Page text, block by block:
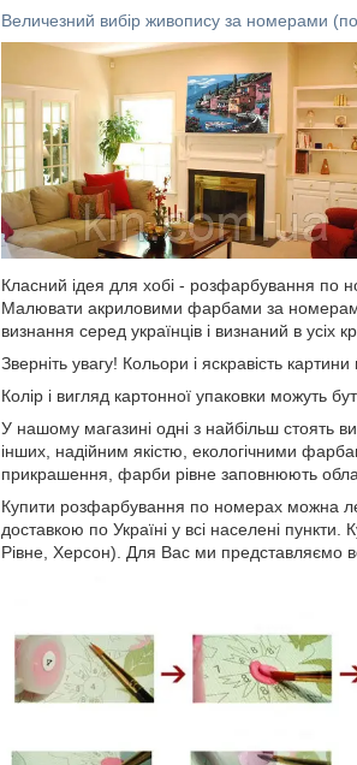
Величезний вибір живопису за номерами
Класний ідея для хобі - розфарбування по
Малювати акриловими фарбами за
визнання серед українців і визнаний в усіх
Зверніть увагу! Кольори і яскравість
Колір і вигляд картонної упаковки можуть
У нашому магазині одні з найбільш стоять
інших, надійним якістю, екологічними
прикрашення, фарби рівне заповнюють
Купити розфарбування по номерах можна
доставкою по Україні у всі населені
Рівне, Херсон). Для Вас ми представляємо